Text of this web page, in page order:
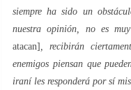
siempre ha sido un
nuestra opinión, no es
atacan]
, recibirán
enemigos piensan que
iraní les responderá por sí